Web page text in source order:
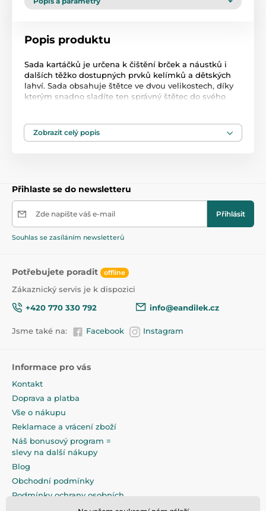
Popis produktu
Sada kartáčků je určena k čištění brček a náustků i
dalších těžko dostupných prvků kelímků a dětských
lahví. Sada obsahuje štětce ve dvou velikostech, díky
kterým snadno sladíte ten správný štětec do svého
Zobrazit celý popis
Přihlaste se do newsletteru
Zde napište váš e-mail Přihlásit
Souhlas se zasíláním newsletterů
Potřebujete poradit offline
Zákaznický servis je k dispozici
+420 770 330 792
info@eandilek.cz
Jsme také na: Facebook Instagram
Informace pro vás
Kontakt
Doprava a platba
Vše o nákupu
Reklamace a vrácení zboží
Náš bonusový program =
slevy na další nákupy
Blog
Obchodní podmínky
Podmínky ochrany osobních